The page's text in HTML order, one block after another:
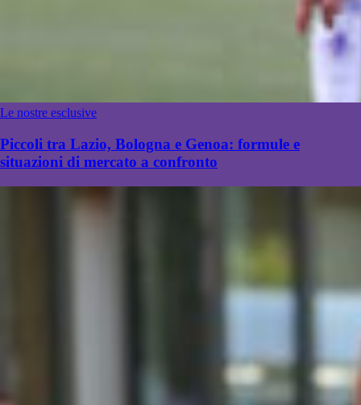
Le nostre esclusive
Piccoli tra Lazio, Bologna e Genoa: formule e
situazioni di mercato a confronto